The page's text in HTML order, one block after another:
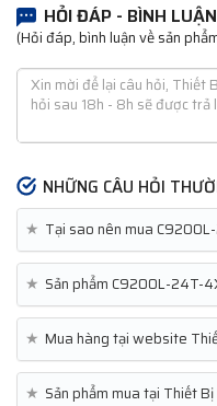
HỎI ĐÁP - BÌNH LUẬN
(Hỏi đáp, bình luận về sản
NHỮNG CÂU HỎI
★ Tại sao nên mua
★ Sản phẩm C9200L-24T-
★ Mua hàng tại website
★ Sản phẩm mua tại Thiết Bị